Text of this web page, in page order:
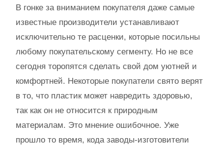
В гонке за вниманием покупателя даже самые
известные производители устанавливают
исключительно те расценки, которые посильны
любому покупательскому сегменту. Но не все
сегодня торопятся сделать свой дом уютней и
комфортней. Некоторые покупатели свято верят
в то, что пластик может навредить здоровью,
так как он не относится к природным
материалам. Это мнение ошибочное. Уже
прошло то время, кода заводы-изготовители